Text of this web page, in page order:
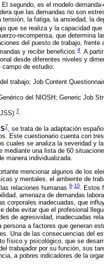
. El segundo, es el modelo
que las demandas no son
la fatiga, la ansiedad, la
que se realiza y la capacidad
recompensa, que determina
del puesto de trabajo,
y recibir beneficios 4. A
desde diferentes niveles y
de estudio:
trabajo; Job Content
del NIOSH; Generic Job
7
7 , se trata de la adaptación
Este cuestionario cuenta con
cuales se analiza la severidad y
una lista de 60
manera individualizada.
mencionar algunos de los
y mentales, el ambiente de
relaciones humanas 9-10. Estos
amenaza de demandas
corporales inadecuadas, que
debe evitar que el profesional
de agresividad, inadecuadas
a factores que generan
Una de las consecuencias del
físico y psicológico, que se
trabajador por su función, sus
a pobres indicadores de la